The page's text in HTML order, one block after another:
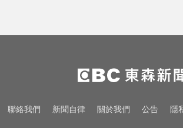
失明 醫揭防護指南
「白海豚」逼近！最新暴風圈侵
率曝 一縣市達59％
屏東女欠50萬高利貸！遭3惡煞
聯絡我們 新聞自律 關於我們 公告 隱